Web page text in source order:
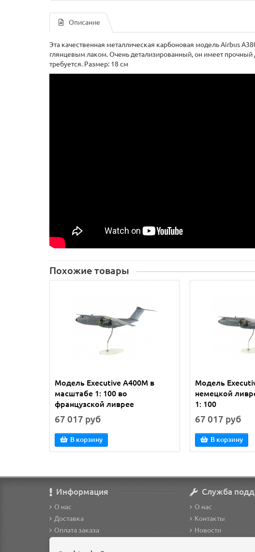
Описание
Эта качественная металлическая карбоновая модель Airbus
глянцевым лаком. Очень детализированный, он имеет
требуется. Размер: 18 см
Похожие товары
Модель Executive A400M в
масштабе 1: 100 во
французской ливрее
67 017 руб
В корзину
Модель
немецкой
1: 100
67 017 руб
В корзину
Информация
О нас
Доставка
Оплата заказа
Служба
О нас
Контакты
Новости